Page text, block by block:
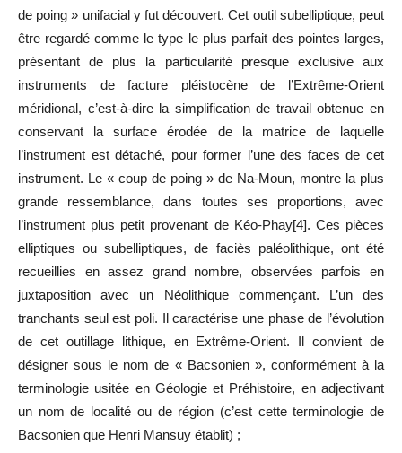
de poing » unifacial y fut découvert. Cet outil subelliptique, peut
être regardé comme le type le plus parfait des pointes larges,
présentant de plus la particularité presque exclusive aux
instruments de facture pléistocène de l’Extrême-Orient
méridional, c’est-à-dire la simplification de travail obtenue en
conservant la surface érodée de la matrice de laquelle
l’instrument est détaché, pour former l’une des faces de cet
instrument. Le « coup de poing » de Na-Moun, montre la plus
grande ressemblance, dans toutes ses proportions, avec
l’instrument plus petit provenant de Kéo-Phay[4]. Ces pièces
elliptiques ou subelliptiques, de faciès paléolithique, ont été
recueillies en assez grand nombre, observées parfois en
juxtaposition avec un Néolithique commençant. L’un des
tranchants seul est poli. Il caractérise une phase de l’évolution
de cet outillage lithique, en Extrême-Orient. Il convient de
désigner sous le nom de « Bacsonien », conformément à la
terminologie usitée en Géologie et Préhistoire, en adjectivant
un nom de localité ou de région (c’est cette terminologie de
Bacsonien que Henri Mansuy établit) ;